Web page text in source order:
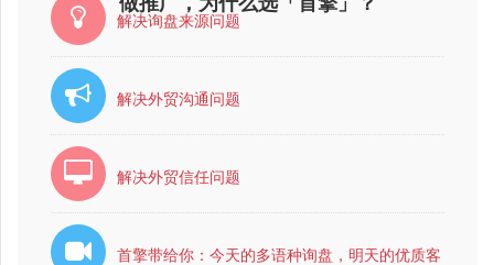
解决询盘来源问题
解决外贸沟通问题
解决外贸信任问题
首擎带给你：今天的多语种询盘，明天的优质客